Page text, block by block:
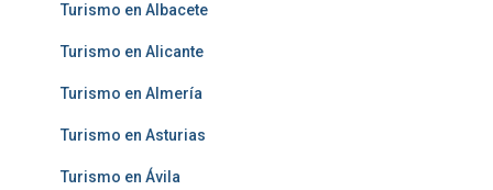
Turismo en Albacete
Turismo en Alicante
Turismo en Almería
Turismo en Asturias
Turismo en Ávila